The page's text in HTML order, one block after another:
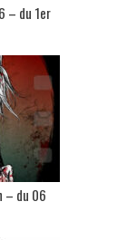
– du 1er
– du 06